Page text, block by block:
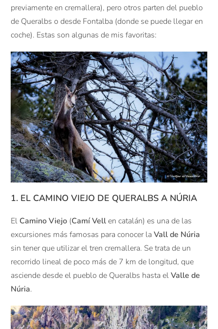
previamente en cremallera), pero otros parten del pueblo
de Queralbs o desde Fontalba (donde se puede llegar en
coche). Estas son algunas de mis favoritas:
1. EL CAMINO VIEJO DE QUERALBS A NÚRIA
El Camino Viejo (Camí Vellen catalán) es una de las
excursiones más famosas para conocer laVall de Núria
sin tener que utilizar el tren cremallera. Se trata de un
recorrido lineal de poco más de 7 km de longitud, que
asciende desde el pueblo de Queralbs hasta elValle de
Núria.